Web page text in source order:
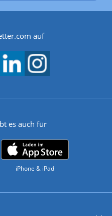
auf
es auch für
iPhone & iPad